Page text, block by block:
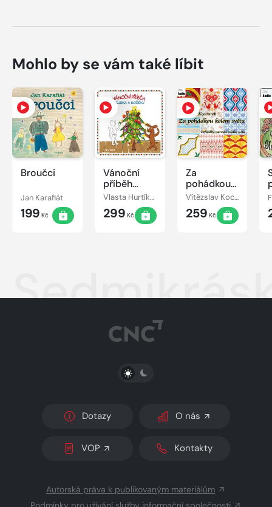
Mohlo by se vám také líbit
Broučci
Jan Karafiát
199 Kč
Vánoční
příběh
pejska a
kočičky
Vlasta Hurtíková
299 Kč
Za
pohádkou
kolem
světa
Vítězslav Kocourek
259 Kč
PŘEPNOUT SVĚTLÝ/TMAVÝ REŽIM
Dotazy O nás
VOP Kontakty
Autorská práva k publikovaným materiálům